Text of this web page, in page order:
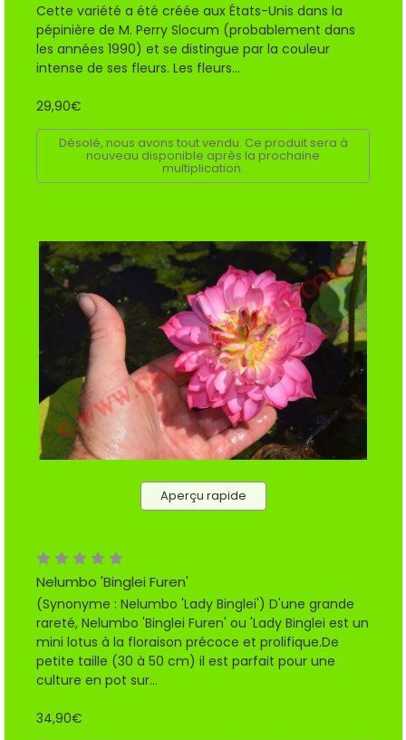
Cette variété a été créée aux États-Unis dans la
pépinière de M. Perry Slocum (probablement dans
les années 1990) et se distingue par la couleur
intense de ses fleurs. Les fleurs...
29,90€
Désolé, nous avons tout vendu. Ce produit sera à
nouveau disponible après la prochaine
multiplication.
Aperçu rapide
Nelumbo 'Binglei Furen'
(Synonyme : Nelumbo 'Lady Binglei') D'une grande
rareté, Nelumbo 'Binglei Furen' ou 'Lady Binglei est un
mini lotus à la floraison précoce et prolifique.De
petite taille (30 à 50 cm) il est parfait pour une
culture en pot sur...
34,90€